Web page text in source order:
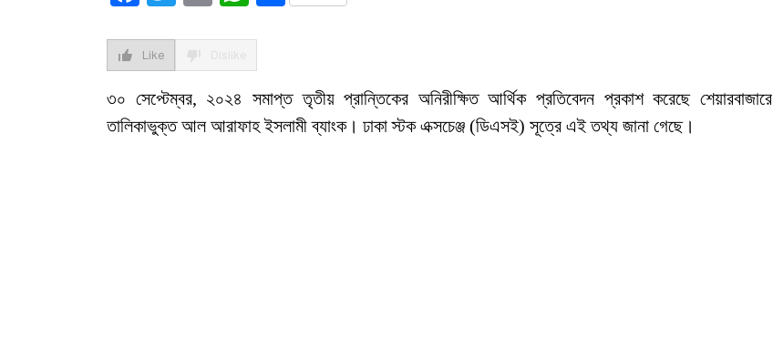
Like
৩০ সেপ্টেম্বর, ২০২৪ সমাপ্ত তৃতীয় প্রান্তিকের অনিরীক্ষিত আর্থিক প্রতিবেদন প্রকাশ করেছে শেয়ারবাজারে
তালিকাভুক্ত আল আরাফাহ ইসলামী ব্যাংক। ঢাকা স্টক এক্সচেঞ্জ (ডিএসই) সূত্রে এই তথ্য জানা গেছে।